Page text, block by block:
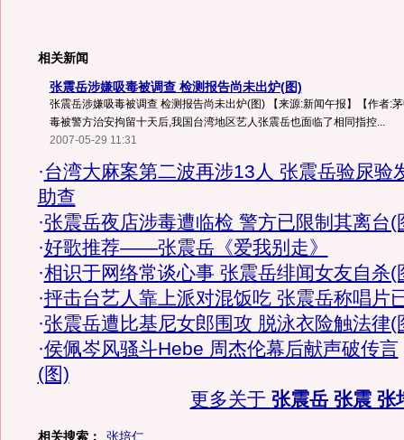
相关新闻
张震岳涉嫌吸毒被调查 检测报告尚未出炉(图)
张震岳涉嫌吸毒被调查 检测报告尚未出炉(图) 【来源:新闻午报】【作者:
毒被警方治安拘留十天后,我国台湾地区艺人张震岳也面临了相同指控...
2007-05-29 11:31
·台湾大麻案第二波再涉13人 张震岳验尿验
助查
·张震岳夜店涉毒遭临检 警方已限制其离台(
·好歌推荐——张震岳《爱我别走》
·相识于网络常谈心事 张震岳绯闻女友自杀(
·抨击台艺人靠上派对混饭吃 张震岳称唱片
·张震岳遭比基尼女郎围攻 脱泳衣险触法律(
·侯佩岑风骚斗Hebe 周杰伦幕后献声破传言
(图)
更多关于 张震岳 张震 张
相关搜索： 张培仁